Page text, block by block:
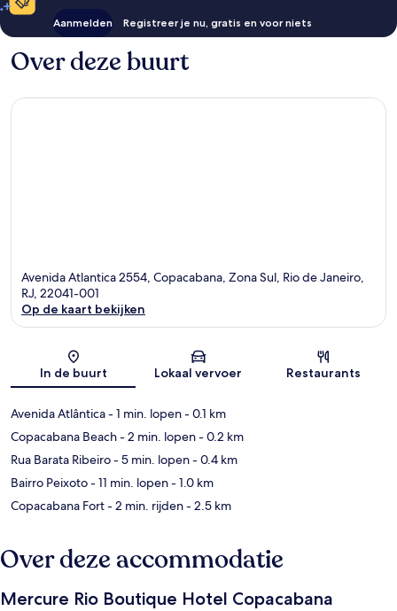
Aanmelden Registreer je nu, gratis en voor niets
Over deze buurt
Avenida Atlantica 2554, Copacabana, Zona Sul, Rio de Janeiro,
RJ, 22041-001
Op de kaart bekijken
In de buurt Lokaal vervoer Restaurants
Avenida Atlântica- 1 min. lopen- 0.1 km
Copacabana Beach- 2 min. lopen- 0.2 km
Rua Barata Ribeiro- 5 min. lopen- 0.4 km
Bairro Peixoto- 11 min. lopen- 1.0 km
Copacabana Fort- 2 min. rijden- 2.5 km
Over deze accommodatie
Mercure Rio Boutique Hotel Copacabana